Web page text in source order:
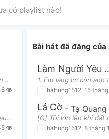
có playlist nào!
Trưởng thành hơn [A]Khỏe mạnh hơn [Amaj7] Trả lại ơn [A7]người cưu mang chính mình [D] Mình khôn
[Gm7]Đêm nay vô vàn [A7]sắc màu [Dm7]Cho nên anh hơi đau đầu [Gm7]Từng điều nói [A7]ra em đều đúng
Bài hát đã đăng của
Làm Người
hahung1512, 15
Lá Cờ - Tạ
hahung1512 8 tháng